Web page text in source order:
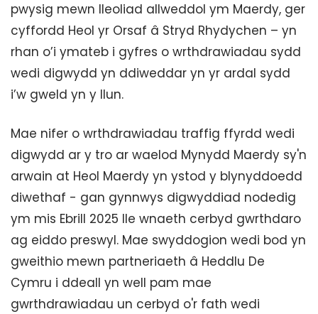
pwysig mewn lleoliad allweddol ym Maerdy, ger
cyffordd Heol yr Orsaf â Stryd Rhydychen – yn
rhan o’i ymateb i gyfres o wrthdrawiadau sydd
wedi digwydd yn ddiweddar yn yr ardal sydd
i’w gweld yn y llun.
Mae nifer o wrthdrawiadau traffig ffyrdd wedi
digwydd ar y tro ar waelod Mynydd Maerdy sy'n
arwain at Heol Maerdy yn ystod y blynyddoedd
diwethaf - gan gynnwys digwyddiad nodedig
ym mis Ebrill 2025 lle wnaeth cerbyd gwrthdaro
ag eiddo preswyl. Mae swyddogion wedi bod yn
gweithio mewn partneriaeth â Heddlu De
Cymru i ddeall yn well pam mae
gwrthdrawiadau un cerbyd o'r fath wedi